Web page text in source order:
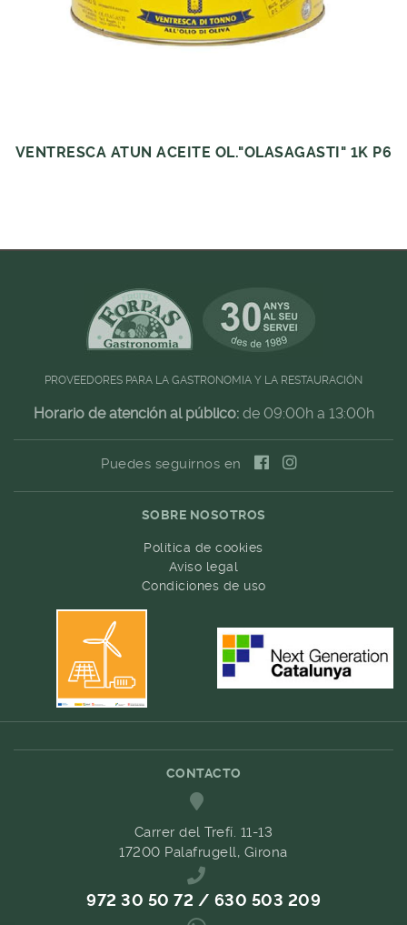
VENTRESCA ATUN ACEITE OL."OLASAGASTI" 1K P6
PROVEEDORES PARA LA GASTRONOMIA Y LA RESTAURACIÓN
Horario de atención al público:de 09:00h a 13:00h
Puedes seguirnos en
SOBRE NOSOTROS
Política de cookies
Aviso legal
Condiciones de uso
CONTACTO
Carrer del Trefí. 11-13
17200 Palafrugell, Girona
972 30 50 72 / 630 503 209